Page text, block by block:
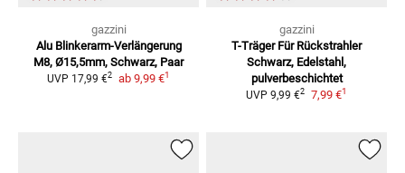
gazzini
Alu Blinkerarm-Verlängerung
M8, Ø15,5mm, Schwarz, Paar
UVP 17,99 €2 ab 9,99 €1
gazzini
T-Träger Für Rückstrahler
Schwarz, Edelstahl,
pulverbeschichtet
UVP 9,99 €2 7,99 €1